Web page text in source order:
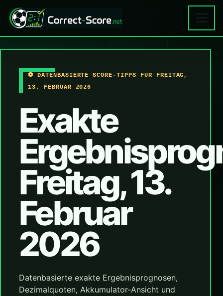
⚽ DATENBASIERTE SCORE-TIPPS FÜR FREITAG,
13. FEBRUAR 2026
Exakte
Freitag, 13.
Februar
2026
Datenbasierte exakte Ergebnisprognosen,
Dezimalquoten, Akkumulator-Ansicht und